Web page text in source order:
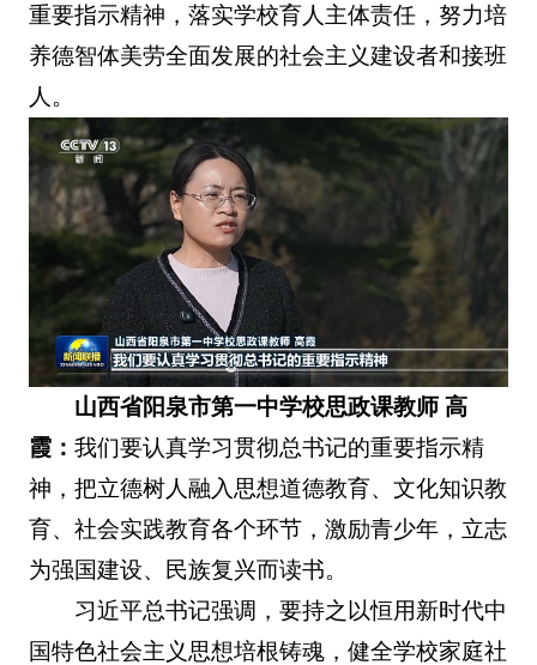
重要指示精神，落实学校育人主体责任，努力培
养德智体美劳全面发展的社会主义建设者和接班
人。
山西省阳泉市第一中学校思政课教师 高
霞： 我们要认真学习贯彻总书记的重要指示精
神，把立德树人融入思想道德教育、文化知识教
育、社会实践教育各个环节，激励青少年，立志
为强国建设、民族复兴而读书。
习近平总书记强调，要持之以恒用新时代中
国特色社会主义思想培根铸魂，健全学校家庭社